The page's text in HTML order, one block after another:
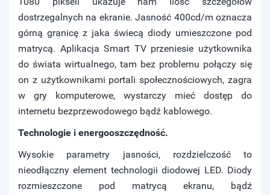
dostrzegalnych na ekranie. Jasność 400cd/m oznacza
górną granicę z jaka świecą diody umieszczone pod
matrycą. Aplikacja Smart TV przeniesie użytkownika
do świata wirtualnego, tam bez problemu połączy się
on z użytkownikami portali społecznościowych, zagra
w gry komputerowe, wystarczy mieć dostęp do
internetu bezprzewodowego bądź kablowego.
Technologie i energooszczędność.
Wysokie parametry jasności, rozdzielczość to
nieodłączny element technologii diodowej LED. Diody
rozmieszczone pod matrycą ekranu, bądź